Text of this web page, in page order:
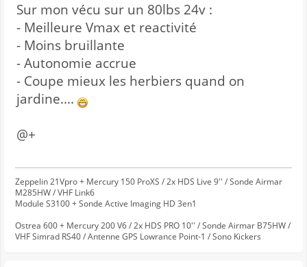
Sur mon vécu sur un 80lbs 24v :
- Meilleure Vmax et reactivité
- Moins bruillante
- Autonomie accrue
- Coupe mieux les herbiers quand on
jardine....
@+
Zeppelin 21Vpro + Mercury 150 ProXS / 2x HDS Live 9'' / Sonde Airmar
M285HW / VHF Link6
Module S3100 + Sonde Active Imaging HD 3en1
Ostrea 600 + Mercury 200 V6 / 2x HDS PRO 10'' / Sonde Airmar B75HW /
VHF Simrad RS40 / Antenne GPS Lowrance Point-1 / Sono Kickers